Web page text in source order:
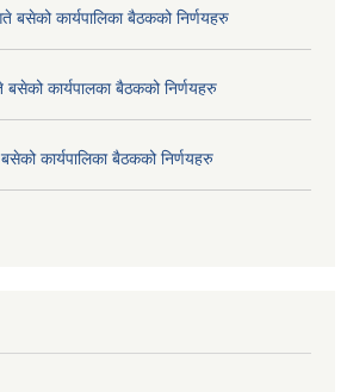
बसेको कार्यपालिका बैठकको निर्णयहरु
कार्यपालका बैठकको निर्णयहरु
कार्यपालिका बैठकको निर्णयहरु